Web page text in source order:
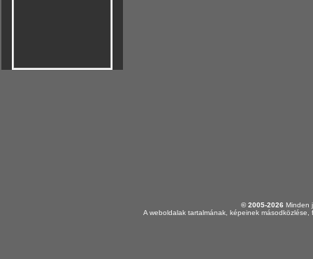
© 2005-2026 Minden
A weboldalak tartalmának, képeinek